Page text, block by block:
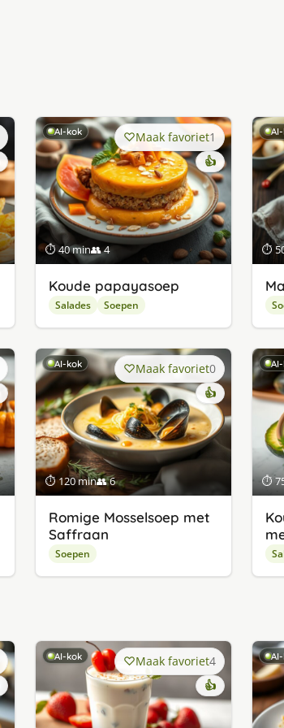
AI-kok
⏱ 40 min👥 4
Maak favoriet1
👍
Koude papayasoep
Salades Soepen
⏱
AI-kok
⏱ 120 min👥 6
Maak favoriet0
👍
Romige Mosselsoep met
Saffraan
Soepen
⏱
AI-kok Maak favoriet4
👍